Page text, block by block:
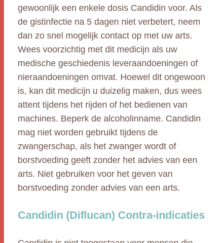
gewoonlijk een enkele dosis Candidin voor. Als
de gistinfectie na 5 dagen niet verbetert, neem
dan zo snel mogelijk contact op met uw arts.
Wees voorzichtig met dit medicijn als uw
medische geschiedenis leveraandoeningen of
nieraandoeningen omvat. Hoewel dit ongewoon
is, kan dit medicijn u duizelig maken, dus wees
attent tijdens het rijden of het bedienen van
machines. Beperk de alcoholinname. Candidin
mag niet worden gebruikt tijdens de
zwangerschap, als het zwanger wordt of
borstvoeding geeft zonder het advies van een
arts. Niet gebruiken voor het geven van
borstvoeding zonder advies van een arts.
Candidin (Diflucan) Contra-indicaties